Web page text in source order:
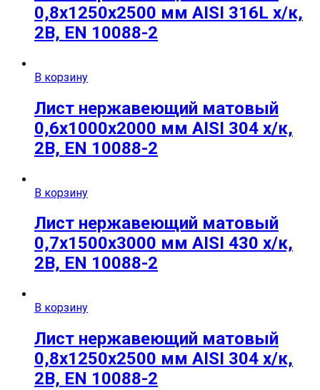
0,8х1250х2500 мм AISI 316L х/к,
2B, EN 10088-2
В корзину
Лист нержавеющий матовый
0,6х1000х2000 мм AISI 304 х/к,
2B, EN 10088-2
В корзину
Лист нержавеющий матовый
0,7х1500х3000 мм AISI 430 х/к,
2B, EN 10088-2
В корзину
Лист нержавеющий матовый
0,8х1250х2500 мм AISI 304 х/к,
2B, EN 10088-2